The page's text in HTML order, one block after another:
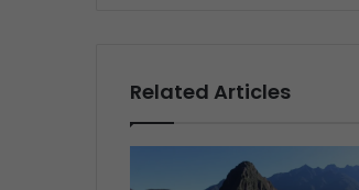
Related Articles